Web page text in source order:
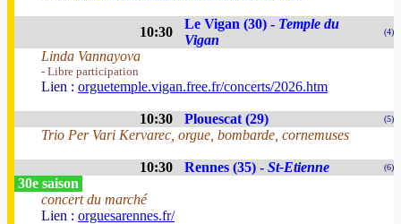
10:30
Le Vigan (30) - Temple du
Vigan
(4)
Linda Vannayova
- Libre participation
Lien : orguetemple.vigan.free.fr/concerts/2026.htm
10:30 Plouescat (29) (5)
Trio Per Vari Kervarec, orgue, bombarde, cornemuses
10:30 Rennes (35) - St-Etienne (6)
30e saison
concert du marché
Lien : orguesarennes.fr/